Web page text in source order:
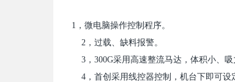
1 ，微电脑操作控制程序。
2 ，过载、缺料报警。
3 ， 300G采用高速整流马达，体积小、吸
4 ，首创采用线控器控制，机台下即可设